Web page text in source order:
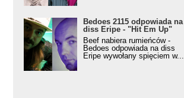
Bedoes 2115 odpowiada na
diss Eripe - "Hit Em Up"
Beef nabiera rumieńców -
Bedoes odpowiada na diss
Eripe wywołany spięciem w...